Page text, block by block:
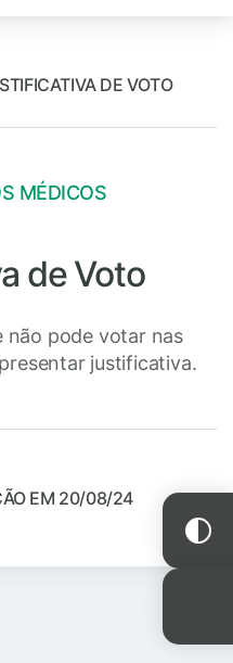
DE VOTO
MÉDICOS
de Voto
não pode votar nas
justificativa.
EM 20/08/24